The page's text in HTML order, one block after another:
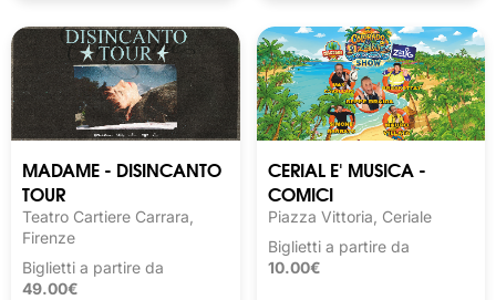
MADAME - DISINCANTO
TOUR
Teatro Cartiere Carrara,
Firenze
Biglietti a partire da
49.00€
CERIAL E' MUSICA -
COMICI
Piazza Vittoria, Ceriale
Biglietti a partire da
10.00€